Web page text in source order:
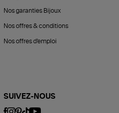
Nos garanties Bijoux
Nos offres & conditions
Nos offres d'emploi
SUIVEZ-NOUS